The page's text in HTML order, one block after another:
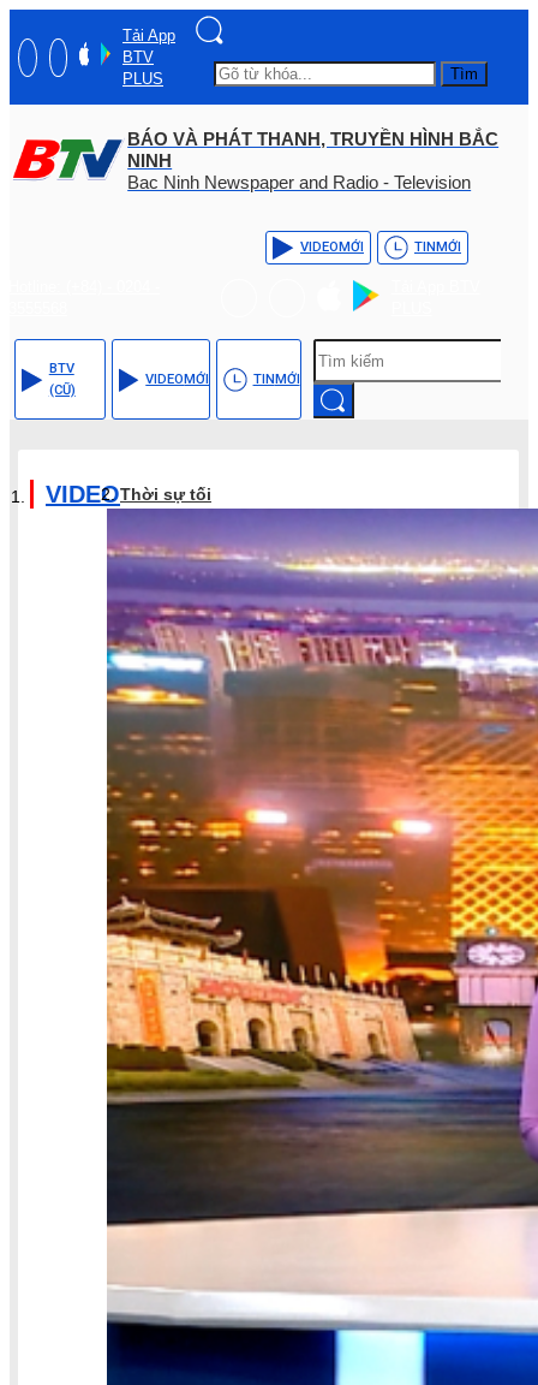
Tải App
BTV
PLUS
Tìm
BÁO VÀ PHÁT THANH, TRUYỀN HÌNH BẮC
NINH
Bac Ninh Newspaper and Radio - Television
VIDEOMỚI TINMỚI
BTV
(CŨ)
VIDEOMỚI TINMỚI
VIDEOThời sự tối